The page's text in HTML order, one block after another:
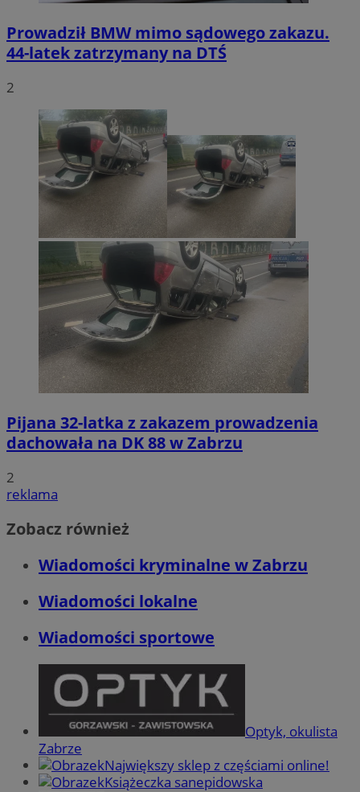
Prowadził BMW mimo sądowego zakazu.
44-latek zatrzymany na DTŚ
2
Pijana 32-latka z zakazem prowadzenia
dachowała na DK 88 w Zabrzu
2
reklama
Zobacz również
Wiadomości kryminalne w Zabrzu
Wiadomości lokalne
Wiadomości sportowe
Optyk, okulista
Zabrze
Największy sklep z częściami online!
Książeczka sanepidowska